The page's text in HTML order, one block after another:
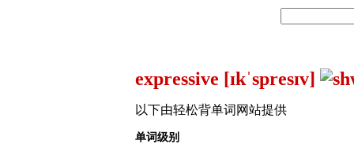
expressive [ɪkˈspresɪv]
以下由轻松背单词网站提供
单词级别